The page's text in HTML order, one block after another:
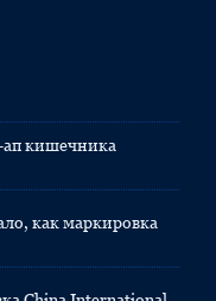
кишечника
как маркировка